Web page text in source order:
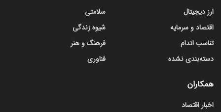
ارز دیجیتال
اقتصاد و سرمایه
تناسب اندام
دسته‌بندی نشده
سلامتی
شیوه زندگی
فرهنگ و هنر
فناوری
همکاران
اخبار اقتصاد